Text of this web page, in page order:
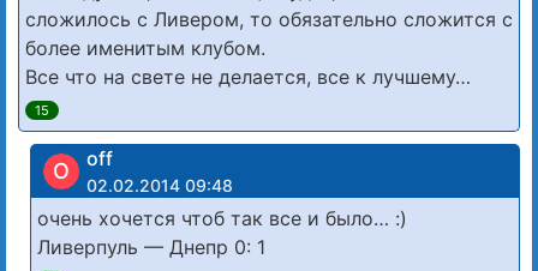
сложилось с Ливером, то обязательно сложится с
более именитым клубом.
Все что на свете не делается, все к лучшему…
15
O off
02.02.2014 09:48
очень хочется чтоб так все и было… :)
Ливерпуль — Днепр 0: 1